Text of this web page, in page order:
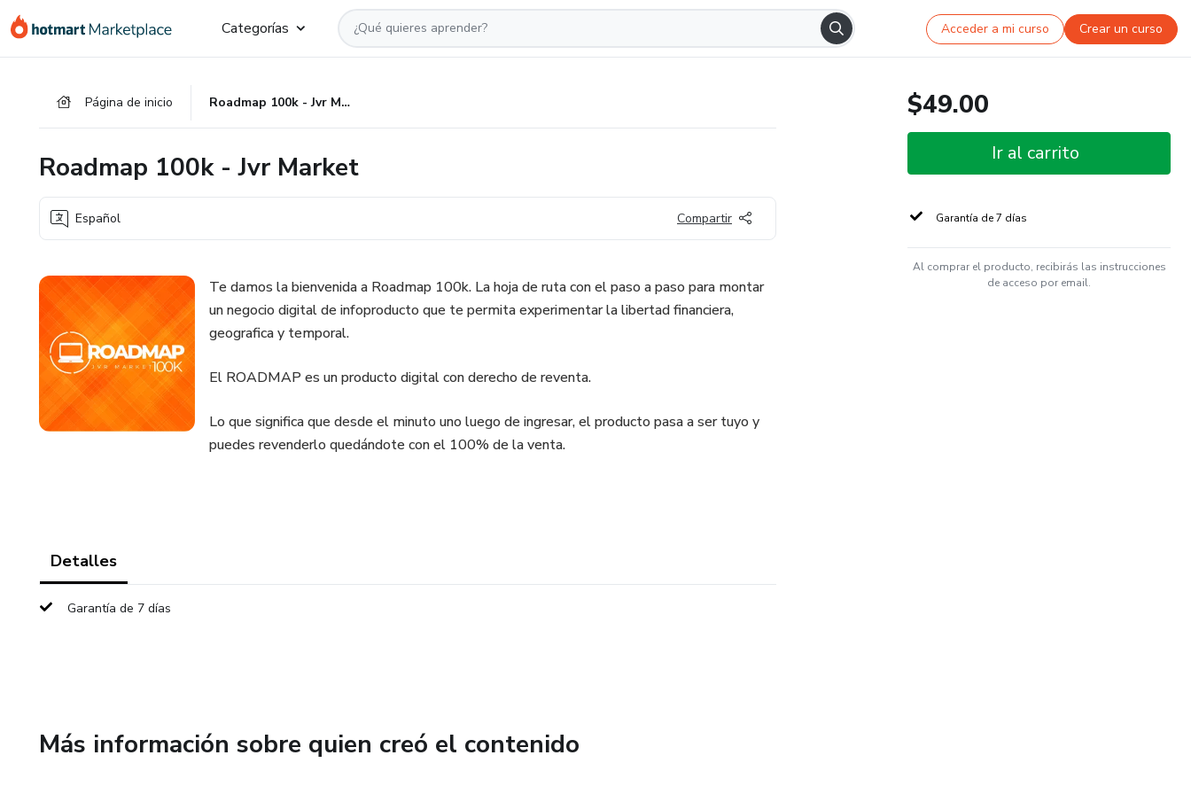
Categorías Acceder a mi curso Crear un curso
Página de inicio Roadmap 100k - Jvr Market
Roadmap 100k - Jvr Market
Español Compartir
Te damos la bienvenida a Roadmap 100k. La hoja de ruta con el paso a paso para montar
un negocio digital de infoproducto que te permita experimentar la libertad financiera,
geografica y temporal.
El ROADMAP es un producto digital con derecho de reventa.
Lo que significa que desde el minuto uno luego de ingresar, el producto pasa a ser tuyo y
puedes revenderlo quedándote con el 100% de la venta.
Detalles
Garantía de 7 días
Más información sobre quien creó el contenido
$49.00
Ir al carrito
Garantía de 7 días
Al comprar el producto, recibirás las instrucciones
de acceso por email.